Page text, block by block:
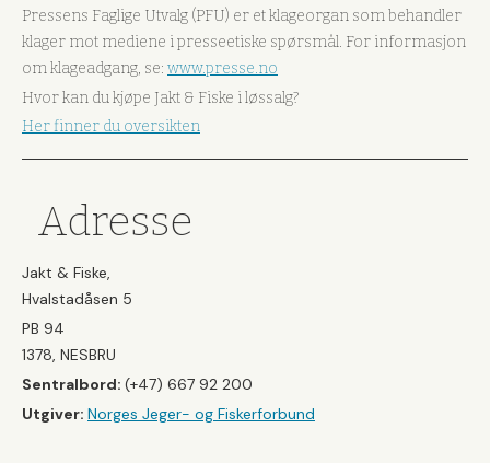
Pressens Faglige Utvalg (PFU) er et klageorgan som behandler
klager mot mediene i presseetiske spørsmål. For informasjon
om klageadgang, se: www.presse.no
Hvor kan du kjøpe Jakt & Fiske i løssalg?
Her finner du oversikten
Adresse
Jakt & Fiske,
Hvalstadåsen 5
PB 94
1378, NESBRU
Sentralbord: (+47) 667 92 200
Utgiver: Norges Jeger- og Fiskerforbund